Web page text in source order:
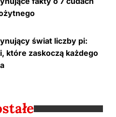
świat liczby pi:
które zaskoczą każdego